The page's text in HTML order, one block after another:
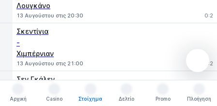
Λουγκάνο
13 Αυγούστου στις 20:30 0:2
Σκεντίγια
-
Χιμπέρνιαν
13 Αυγούστου στις 21:00 1:2
Σεν Γκάλεν
Σερίφ Τιρασπόλ
Αρχική
Casino
Στοίχημα
Δελτίο
Promo
Πλοήγηση